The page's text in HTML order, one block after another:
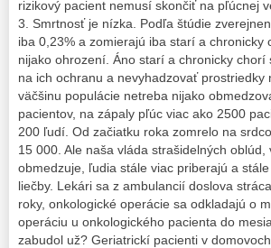
rizikový pacient nemusí skončiť na pľúcnej
3. Smrtnosť je nízka. Podľa štúdie
iba 0,23% a zomierajú iba starí a
nijako ohrození. Áno starí a chronicky
na ich ochranu a nevyhadzovať
väčšinu populácie netreba nijako
pacientov, na zápaly pľúc viac ako 2500
200 ľudí. Od začiatku roka zomrelo na
15 000. Ale naša vláda strašidelných
obmedzuje, ľudia stále viac priberajú a
liečby. Lekári sa z ambulancií doslova
roky, onkologické operácie sa odkladajú o
operáciu u onkologického pacienta do
zabudol už? Geriatrickí pacienti v